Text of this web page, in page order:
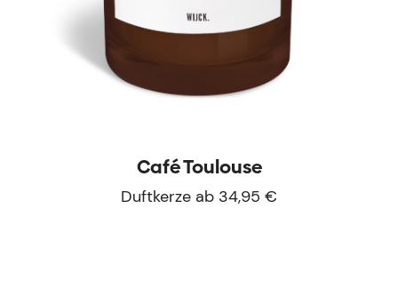
Café Toulouse
Duftkerze ab 34,95 €